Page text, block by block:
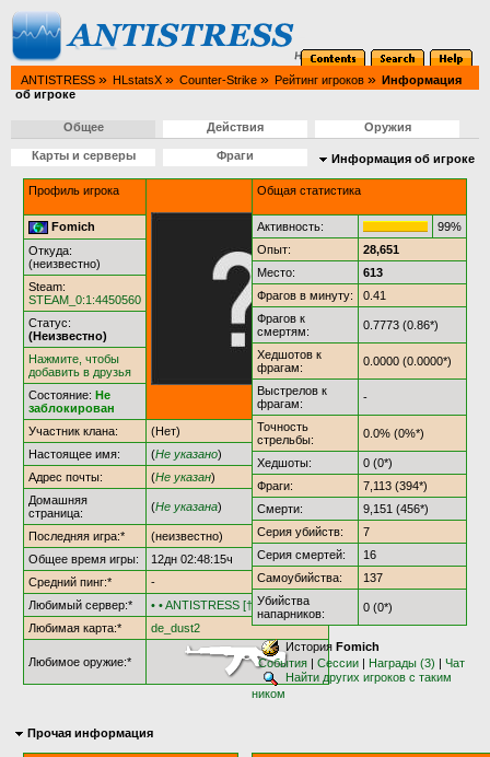
ANTISTRESS » HLstatsX » Counter-Strike » Рейтинг игроков » Информация
об игроке
Общее Действия Оружия
Карты и серверы Фраги Информация об игроке
Профиль игрока
Fomich
Откуда:
(неизвестно)
Steam:
STEAM_0:1:4450560
Статус:
(Неизвестно)
Нажмите, чтобы
добавить в друзья
Состояние: Не
заблокирован
Участник клана:
(Нет)
Настоящее имя:
(Не указано)
Адрес почты:
(Не указан)
Домашняя
страница:
(Не указана)
Последняя игра:*
(неизвестно)
Общее время игры:
12дн 02:48:15ч
Средний пинг:*
-
Любимый сервер:*
• • ANTISTRESS [†AS18†] • •
Любимая карта:*
de_dust2
Любимое оружие:*
Общая статистика
Активность:
99%
Опыт:
28,651
Место:
613
Фрагов в минуту:
0.41
Фрагов к
смертям:
0.7773 (0.86*)
Хедшотов к
фрагам:
0.0000 (0.0000*)
Выстрелов к
фрагам:
-
Точность
стрельбы:
0.0% (0%*)
Хедшоты:
0 (0*)
Фраги:
7,113 (394*)
Смерти:
9,151 (456*)
Серия убийств:
7
Серия смертей:
16
Самоубийства:
137
Убийства
напарников:
0 (0*)
ИсторияFomich
События |Сессии | Награды (3) |Чат
Найти других игроков с таким
ником
Прочая информация